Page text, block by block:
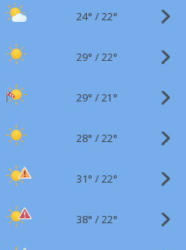
24° /22°
29° /22°
29° /21°
28° /22°
31° /22°
38° /22°